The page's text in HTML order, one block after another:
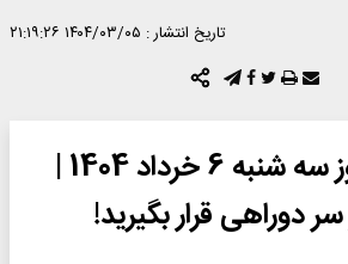
تاریخ انتشار : ۱۴۰۴/۰۳/۰۵ ۲۱:۱۹:۲۶
فال تاروت امروز سه شنبه 6 خرداد 1404 |
دوراهی قرار بگیرید!